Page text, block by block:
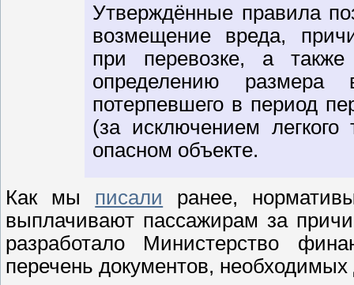
Утверждённые правила
возмещение вреда,
при перевозке, а
определению размера
потерпевшего в период
(за исключением
опасном объекте.
Как мы писали ранее,
выплачивают пассажирам за
разработало Министерство
перечень документов,